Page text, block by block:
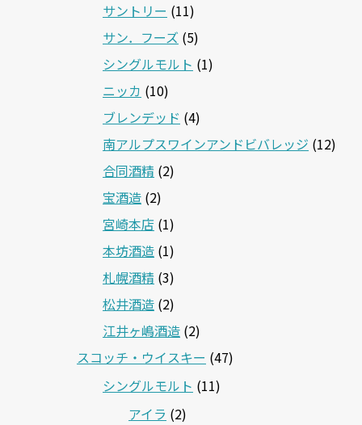
サントリー (11)
サン．フーズ (5)
シングルモルト (1)
ニッカ (10)
ブレンデッド (4)
南アルプスワインアンドビバレッジ (12)
合同酒精 (2)
宝酒造 (2)
宮崎本店 (1)
本坊酒造 (1)
札幌酒精 (3)
松井酒造 (2)
江井ヶ嶋酒造 (2)
スコッチ・ウイスキー (47)
シングルモルト (11)
アイラ (2)